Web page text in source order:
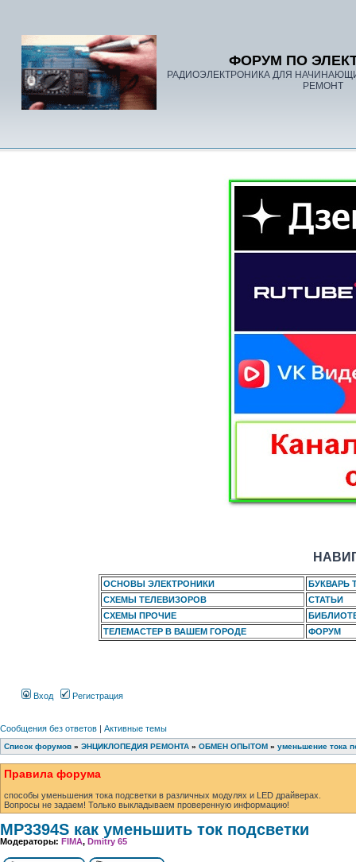
ФОРУМ ПО
РАДИОЭЛЕКТРОНИКА ДЛЯ
РЕМОНТ
ОСНОВЫ ЭЛЕКТРОНИКИ
БУКВАРЬ
СХЕМЫ ТЕЛЕВИЗОРОВ
СТАТЬИ
СХЕМЫ ПРОЧИЕ
ТЕЛЕМАСТЕР В ВАШЕМ ГОРОДЕ
ФОРУМ
Вход Регистрация
Сообщения без ответов | Активные темы
Список форумов » ЭНЦИКЛОПЕДИЯ РЕМОНТА » ОБМЕН ОПЫТОМ » уменьшение тока
Правила форума
способы уменьшения тока подсветки в различных модулях и LED драйверах.
Вопросы не задаем! Только выкладываем проверенную информацию!
MP3394S как уменьшить ток подсветки
Модераторы: FIMA, Dmitry 65